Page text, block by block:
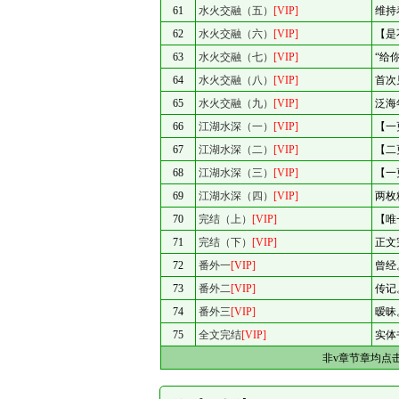
61 水火交融（五） [VIP]
维
62
水火交融（六） [VIP]
【
63
水火交融（七） [VIP]
“给
64
水火交融（八） [VIP]
首次
65
水火交融（九） [VIP]
泛海
66
江湖水深（一） [VIP]
【
67
江湖水深（二） [VIP]
【
68
江湖水深（三） [VIP]
【
69
江湖水深（四） [VIP]
两枚
70
完结（上） [VIP]
【
71
完结（下） [VIP]
正文
72
番外一[VIP]
曾经
73
番外二[VIP]
传记
74
番外三[VIP]
暧昧
75
全文完结[VIP]
实体
非v章节章均点